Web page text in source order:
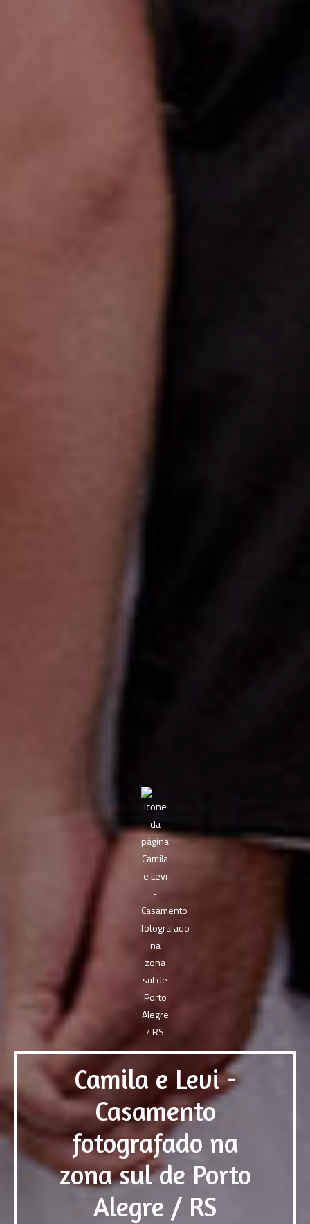
Camila e Levi -
Casamento
fotografado na
zona sul de Porto
Alegre / RS